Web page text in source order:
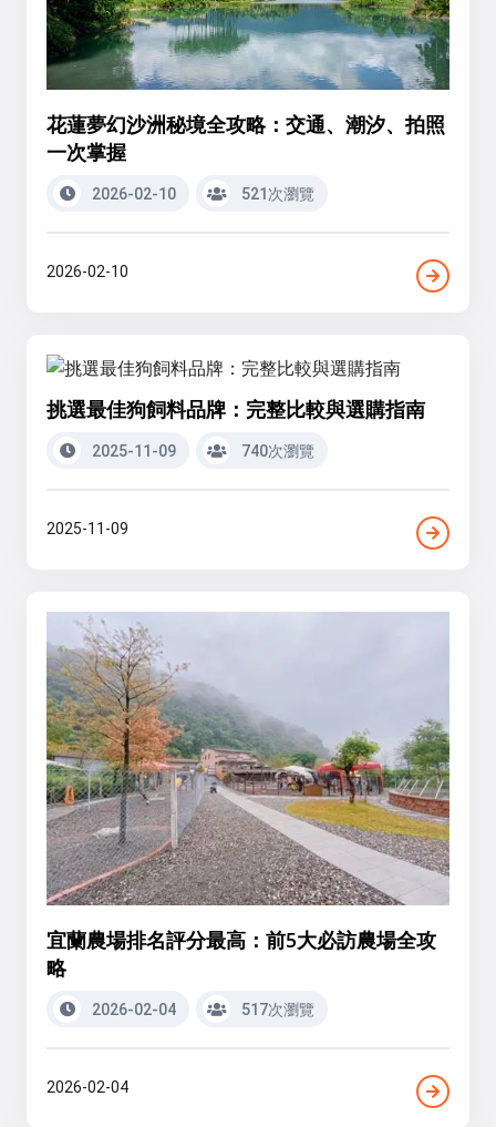
花蓮夢幻沙洲秘境全攻略：交通、潮汐、拍照
一次掌握
2026-02-10 521次瀏覽
2026-02-10
挑選最佳狗飼料品牌：完整比較與選購指南
2025-11-09 740次瀏覽
2025-11-09
宜蘭農場排名評分最高：前5大必訪農場全攻
略
2026-02-04 517次瀏覽
2026-02-04